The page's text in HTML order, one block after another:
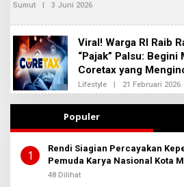
S
2
Sumut | 3 Juni 2026
E
R
E
D
A
K
S
Viral! Warga RI Raib
“Pajak” Palsu: Begini
Coretax yang
Lifestyle | 21 Februari 2026
L
E
I
Populer
1
Rendi Siagian Percayakan
Pemuda Karya Nasional Kota
Sembiring
48 Dilihat